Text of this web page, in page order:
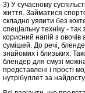
3) У сучасному
життя. Займатися
складно уявити без
спеціальну техніку -
корисний напій з
сумішей. До речі,
знайомих і близьких.
блендер для смузі
представлені і прості
нутрібуллет за